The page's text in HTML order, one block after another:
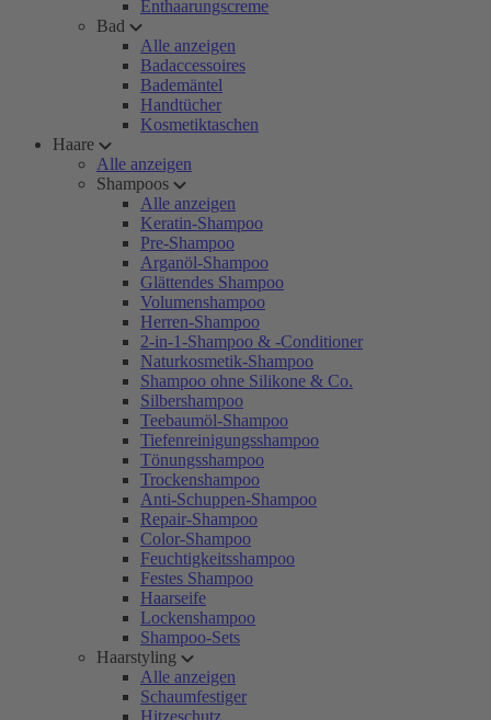
Enthaarungscreme
Bad
Alle anzeigen
Badaccessoires
Bademäntel
Handtücher
Kosmetiktaschen
Haare
Alle anzeigen
Shampoos
Alle anzeigen
Keratin-Shampoo
Pre-Shampoo
Arganöl-Shampoo
Glättendes Shampoo
Volumenshampoo
Herren-Shampoo
2-in-1-Shampoo & -Conditioner
Naturkosmetik-Shampoo
Shampoo ohne Silikone & Co.
Silbershampoo
Teebaumöl-Shampoo
Tiefenreinigungsshampoo
Tönungsshampoo
Trockenshampoo
Anti-Schuppen-Shampoo
Repair-Shampoo
Color-Shampoo
Feuchtigkeitsshampoo
Festes Shampoo
Haarseife
Lockenshampoo
Shampoo-Sets
Haarstyling
Alle anzeigen
Schaumfestiger
Hitzeschutz